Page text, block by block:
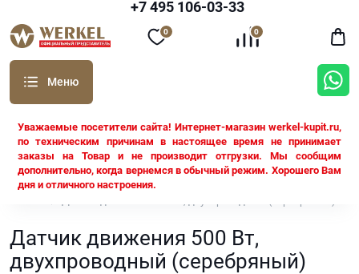
+7 495 106-03-33
Уважаемые посетители сайта! Интернет-магазин werkel-kupit.ru,
по техническим причинам в настоящее время не принимает
заказы на Товар и не производит отгрузки. Мы сообщим
дополнительно, когда вернемся в обычный режим. Хорошего Вам
дня и отличного настроения.
0 0
Датчик движения 500 Вт,
двухпроводный (серебряный)